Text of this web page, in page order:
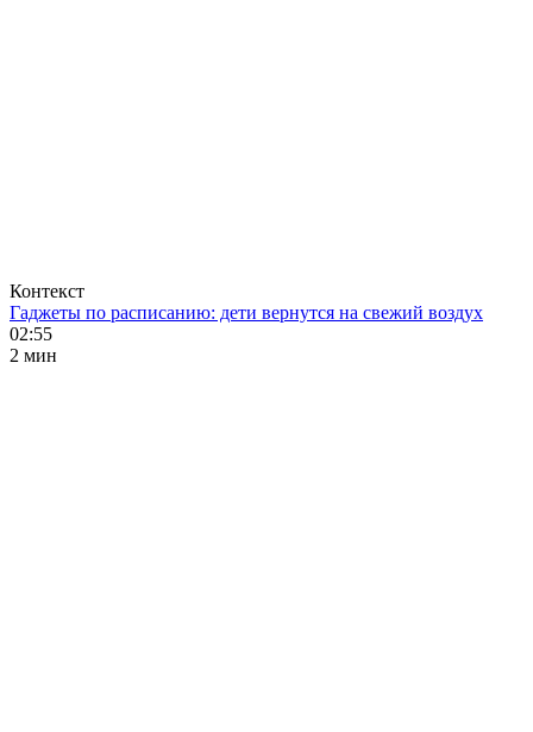
Контекст
Гаджеты по расписанию: дети вернутся на свежий воздух
02:55
2 мин